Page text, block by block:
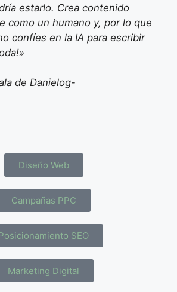
estarlo. Crea contenido
como un humano y, por lo que
confíes en la IA para escribir
de Danielog-
Diseño Web
Campañas PPC
SEO
Marketing Digital